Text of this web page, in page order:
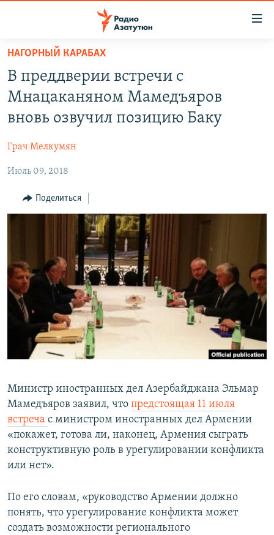
Перейти
основному
содержанию
основной
навигации
Перейти
поиску
НОВОСТИ
ЭКОНОМИКА
РЕГИОН
НАГОРНЫЙ КАРАБАХ
КУЛЬТУРА
АРХИВ
Հայերեն
English
Русский
НАГОРНЫЙ КАРАБАХ
В преддверии встречи с
Мнацаканяном Мамедъяров
вновь озвучил позицию Баку
Грач Мелкумян
Июль 09, 2018
Поделиться
Министр иностранных дел Азербайджана Эльмар
Мамедъяров заявил, что предстоящая 11 июля
встреча с министром иностранных дел Армении
«покажет, готова ли, наконец, Армения сыграть
конструктивную роль в урегулировании конфликта
или нет».
По его словам, «руководство Армении должно
понять, что урегулирование конфликта может
создать возможности регионального